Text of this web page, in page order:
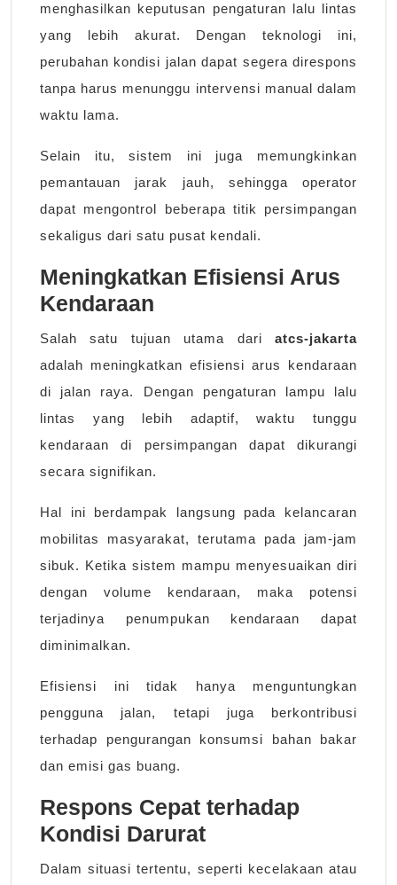
menghasilkan keputusan pengaturan lalu lintas
yang lebih akurat. Dengan teknologi ini,
perubahan kondisi jalan dapat segera direspons
tanpa harus menunggu intervensi manual dalam
waktu lama.
Selain itu, sistem ini juga memungkinkan
pemantauan jarak jauh, sehingga operator
dapat mengontrol beberapa titik persimpangan
sekaligus dari satu pusat kendali.
Meningkatkan Efisiensi Arus
Kendaraan
Salah satu tujuan utama dari atcs-jakarta
adalah meningkatkan efisiensi arus kendaraan
di jalan raya. Dengan pengaturan lampu lalu
lintas yang lebih adaptif, waktu tunggu
kendaraan di persimpangan dapat dikurangi
secara signifikan.
Hal ini berdampak langsung pada kelancaran
mobilitas masyarakat, terutama pada jam-jam
sibuk. Ketika sistem mampu menyesuaikan diri
dengan volume kendaraan, maka potensi
terjadinya penumpukan kendaraan dapat
diminimalkan.
Efisiensi ini tidak hanya menguntungkan
pengguna jalan, tetapi juga berkontribusi
terhadap pengurangan konsumsi bahan bakar
dan emisi gas buang.
Respons Cepat terhadap
Kondisi Darurat
Dalam situasi tertentu, seperti kecelakaan atau